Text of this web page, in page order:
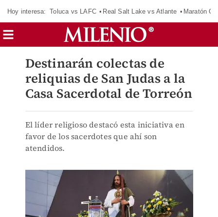
Hoy interesa: Toluca vs LAFC Real Salt Lake vs Atlante Maratón
Destinarán colectas de
reliquias de San Judas a la
Casa Sacerdotal de Torreón
El líder religioso destacó esta iniciativa en
favor de los sacerdotes que ahí son
atendidos.